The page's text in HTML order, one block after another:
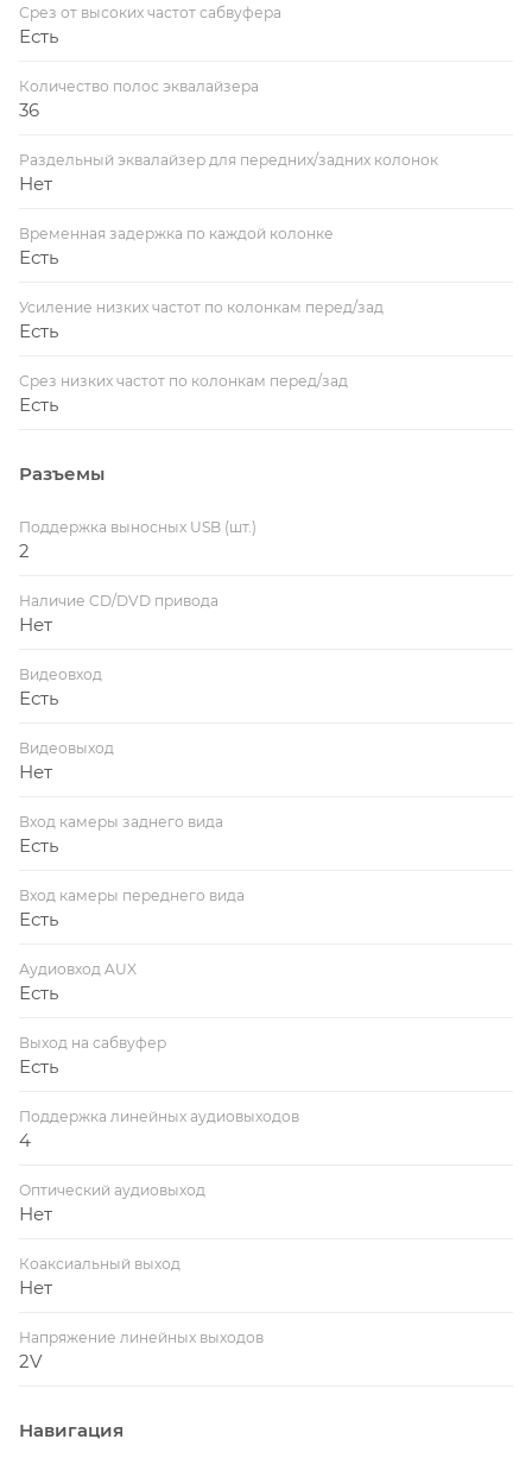
Срез от высоких частот сабвуфера
Есть
Количество полос эквалайзера
36
Раздельный эквалайзер для передних/задних колонок
Нет
Временная задержка по каждой колонке
Есть
Усиление низких частот по колонкам перед/зад
Есть
Срез низких частот по колонкам перед/зад
Есть
Разъемы
Поддержка выносных USB (шт.)
2
Наличие CD/DVD привода
Нет
Видеовход
Есть
Видеовыход
Нет
Вход камеры заднего вида
Есть
Вход камеры переднего вида
Есть
Аудиовход AUX
Есть
Выход на сабвуфер
Есть
Поддержка линейных аудиовыходов
4
Оптический аудиовыход
Нет
Коаксиальный выход
Нет
Напряжение линейных выходов
2V
Навигация